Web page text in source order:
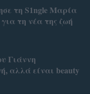
τη S1ngle Μαρία
τη νέα της ζωή
Γιάννη
αλλά είναι beauty